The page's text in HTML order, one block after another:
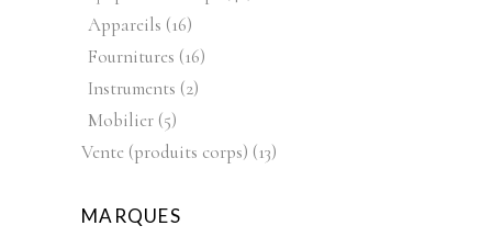
Appareils 1616
produits
Fournitures 1616
Instruments 22
Mobilier 55
produits
Vente (produits corps) 1313
MARQUES